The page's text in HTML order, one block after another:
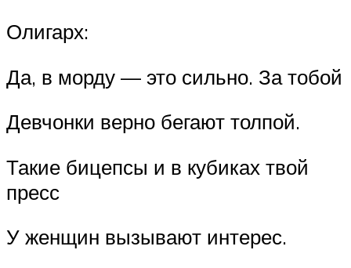
Олигарх:
Да, в морду — это сильно. За тобой
Девчонки верно бегают толпой.
Такие бицепсы и в кубиках твой
пресс
У женщин вызывают интерес.